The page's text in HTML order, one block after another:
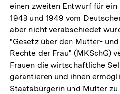
einen zweiten Entwurf für ein
1948 und 1949 vom
aber nicht verabschiedet
"Gesetz über den Mutter-
Rechte der Frau" (MKSchG)
Frauen die wirtschaftliche
garantieren und ihnen
Staatsbürgerin und Mutter